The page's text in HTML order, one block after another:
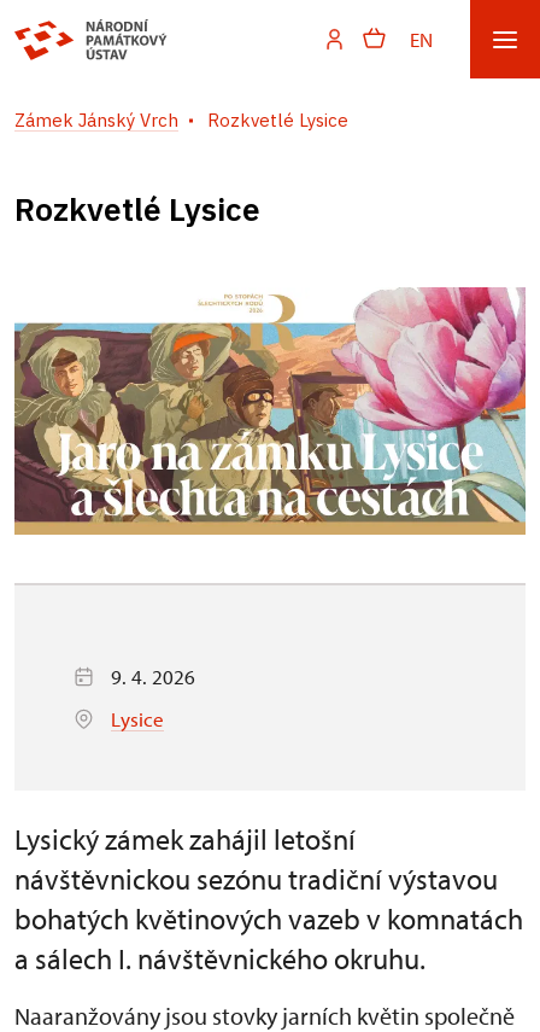
EN
Zámek Jánský Vrch Rozkvetlé Lysice
Rozkvetlé Lysice
9. 4. 2026
Lysice
Lysický zámek zahájil letošní
návštěvnickou sezónu tradiční výstavou
bohatých květinových vazeb v komnatách
a sálech I. návštěvnického okruhu.
Naaranžovány jsou stovky jarních květin společně